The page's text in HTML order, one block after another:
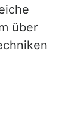
über